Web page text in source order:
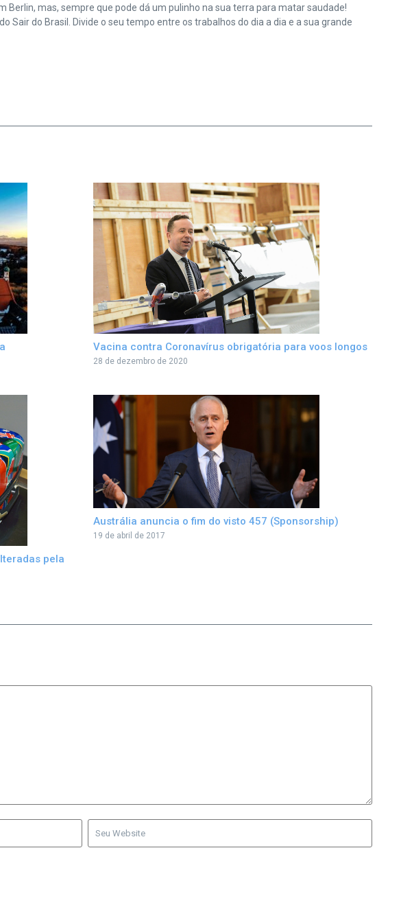
mas, sempre que pode dá um pulinho na sua terra para matar saudade!
do Brasil. Divide o seu tempo entre os trabalhos do dia a dia e a sua grande
Vacina contra Coronavírus obrigatória para voos longos
28 de dezembro de 2020
pela
Austrália anuncia o fim do visto 457 (Sponsorship)
19 de abril de 2017